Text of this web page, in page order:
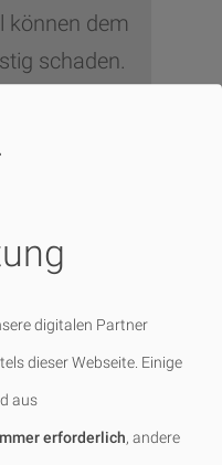
können dem
schaden.
digitalen Partner
dieser Webseite. Einige
aus
erforderlich, andere